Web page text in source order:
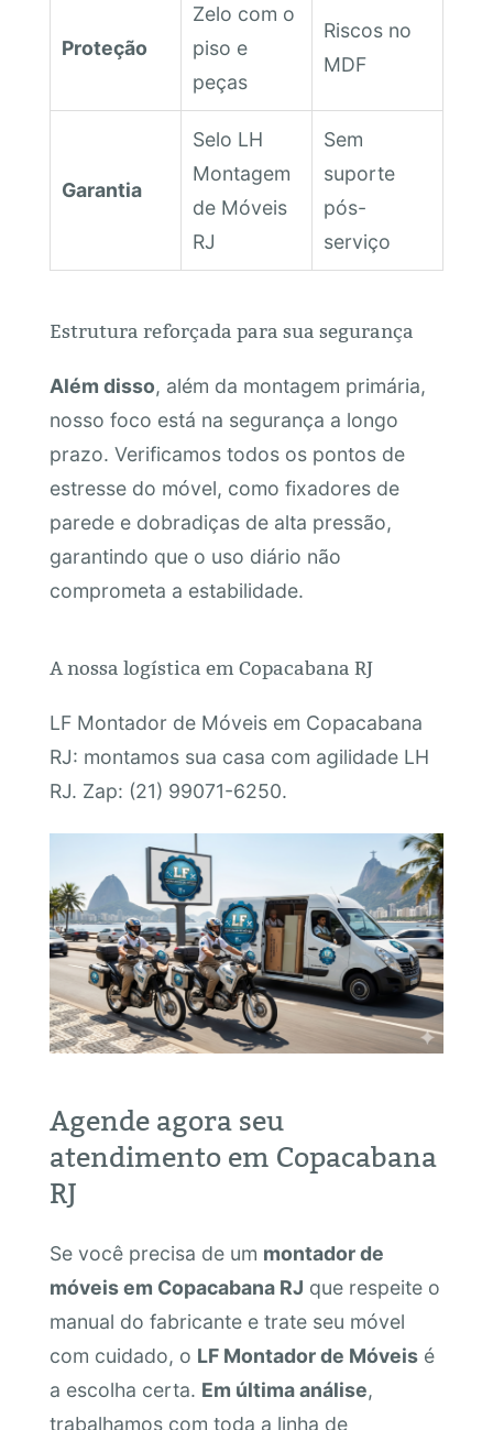
Proteção
Zelo com o
piso e
peças
Riscos no
MDF
Garantia
Selo LH
Montagem
de Móveis
RJ
Sem
suporte
pós-
serviço
Estrutura reforçada para sua segurança
Além disso, além da montagem primária,
nosso foco está na segurança a longo
prazo. Verificamos todos os pontos de
estresse do móvel, como fixadores de
parede e dobradiças de alta pressão,
garantindo que o uso diário não
comprometa a estabilidade.
A nossa logística em Copacabana RJ
LF Montador de Móveis em Copacabana
RJ: montamos sua casa com agilidade LH
RJ. Zap: (21) 99071-6250.
Agende agora seu
atendimento em Copacabana
RJ
Se você precisa de um montador de
móveis em Copacabana RJ que respeite o
manual do fabricante e trate seu móvel
com cuidado, o LF Montador de Móveisé
a escolha certa. Em última análise,
trabalhamos com toda a linha de